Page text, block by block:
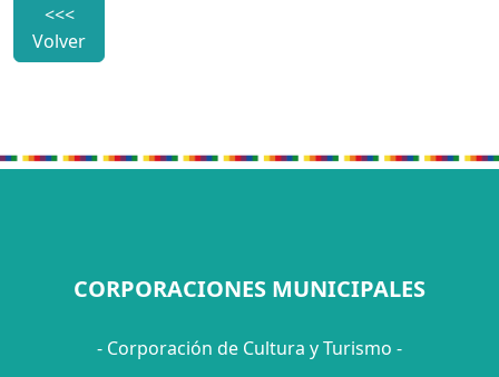
<<<
Volver
CORPORACIONES MUNICIPALES
- Corporación de Cultura y Turismo -